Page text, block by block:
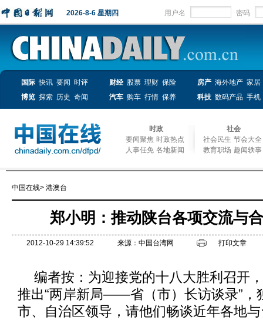
2026-8-6 星期四 用户名 密码
国际 快讯 要闻 时评 财经 股票 理财 保险 房产 海外地产 家居
博览 探索 历史 奇闻 汽车 购车 行情 保养 科技 数码产品 手机
时政
要闻聚焦 时政热点
人事任免 各地新闻
社会
社会民生 节会大全
教育职场 趣闻轶事
中国在线> 港澳台
郑小明：推动陕台各项交流与
2012-10-29 14:39:52 来源：中国台湾网 打印文章
编者按：为迎接党的十八大胜利召开
推出“两岸新局——省（市）长访谈录”，
市、自治区领导，请他们畅谈近年各地